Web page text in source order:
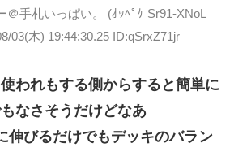
＠手札いっぱい。 (ｵｯﾍﾟｹ Sr91-XNoL
03(木) 19:44:30.25 ID:qSrxZ71jr
われもする側からすると簡単に
なさそうだけどなあ
伸びるだけでもデッキのバラン